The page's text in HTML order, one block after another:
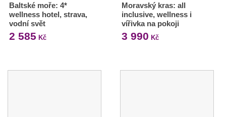
Baltské moře: 4*
wellness hotel, strava,
vodní svět
2 585 Kč
Moravský kras: all
inclusive, wellness i
vířivka na pokoji
3 990 Kč